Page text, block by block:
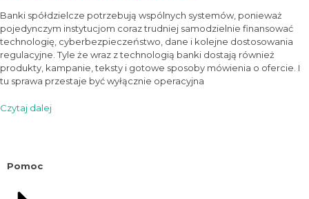
Banki spółdzielcze potrzebują wspólnych systemów, ponieważ
pojedynczym instytucjom coraz trudniej samodzielnie finansować
technologię, cyberbezpieczeństwo, dane i kolejne dostosowania
regulacyjne. Tyle że wraz z technologią banki dostają również
produkty, kampanie, teksty i gotowe sposoby mówienia o ofercie. I
tu sprawa przestaje być wyłącznie operacyjna
Czytaj dalej
Pomoc